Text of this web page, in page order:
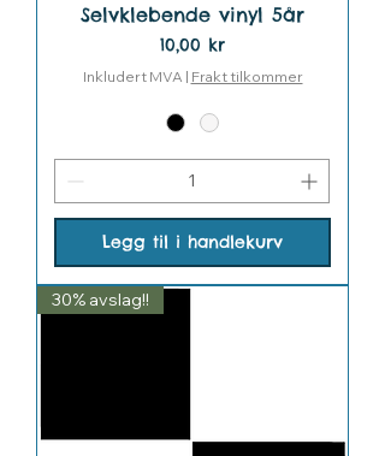
Selvklebende vinyl 5år
Pris
10,00 kr
Inkludert MVA | Frakt tilkommer
Legg til i handlekurv
30% avslag!!